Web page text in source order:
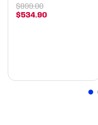
$534.90
$899.00